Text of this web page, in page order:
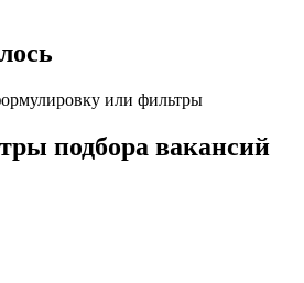
или фильтры
подбора вакансий